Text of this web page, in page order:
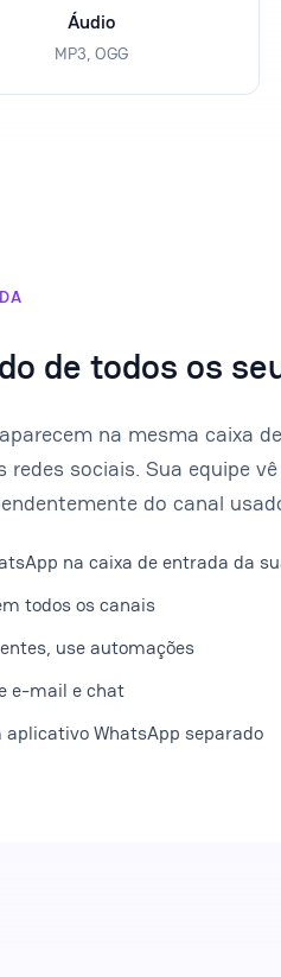
Áudio
MP3, OGG
de todos os
na mesma caixa
sociais. Sua equipe
do canal
na caixa de entrada da
todos os canais
use automações
e-mail e chat
aplicativo WhatsApp separado